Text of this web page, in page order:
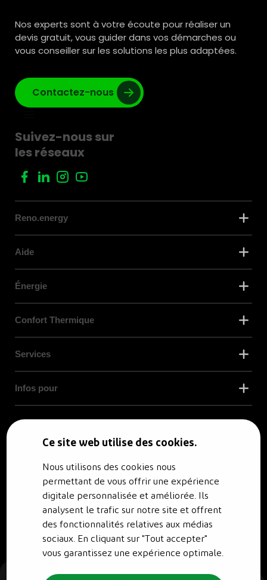
Ce site web utilise des cookies.
Nous utilisons des cookies nous
permettant de vous offrir une expérience
digitale personnalisée et améliorée. Ils
analysent le trafic sur notre site et offrent
des fonctionnalités relatives aux médias
sociaux. En cliquant sur "Tout accepter"
vous garantissez une expérience optimale.
Nos experts sont à votre écoute pour réaliser un
devis gratuit, vous guider dans vos démarches ou
vous conseiller sur les solutions les plus adaptées.
Contactez-nous
Suivez-nous sur
les réseaux
Reno.energy
Aide
Énergie
Confort Thermique
Services
Infos pour
Politique de confidentialité